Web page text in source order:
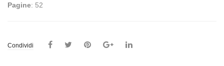
Pagine: 52
Condividi